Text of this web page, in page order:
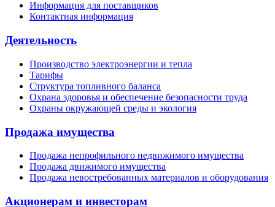
Информация для поставщиков
Контактная информация
Деятельность
Производство электроэнергии и тепла
Тарифы
Структура топливного баланса
Охрана здоровья и обеспечение безопасности труда
Охраны окружающей среды и экология
Продажа имущества
Продажа непрофильного недвижимого имущества
Продажа движимого имущества
Продажа невостребованных материалов и оборудования
Акционерам и инвесторам